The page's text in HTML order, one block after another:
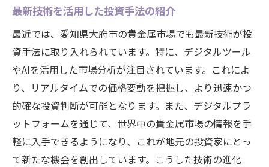
最新技術を活用した投資手法の紹介
最近では、愛知県大府市の貴金属市場でも最新技術が投
資手法に取り入れられています。特に、デジタルツール
やAIを活用した市場分析が注目されています。これによ
り、リアルタイムでの価格変動を把握し、より迅速かつ
的確な投資判断が可能となります。また、デジタルプラ
ットフォームを通じて、世界中の貴金属市場の情報を手
軽に入手できるようになり、これが地元の投資家にとっ
て新たな機会を創出しています。こうした技術の進化